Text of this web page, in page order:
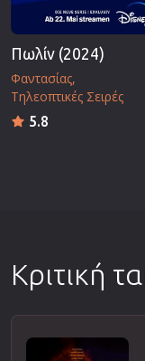
Πωλίν (2024)
Φαντασίας
Τηλεοπτικές Σειρές
5.8
Κριτική